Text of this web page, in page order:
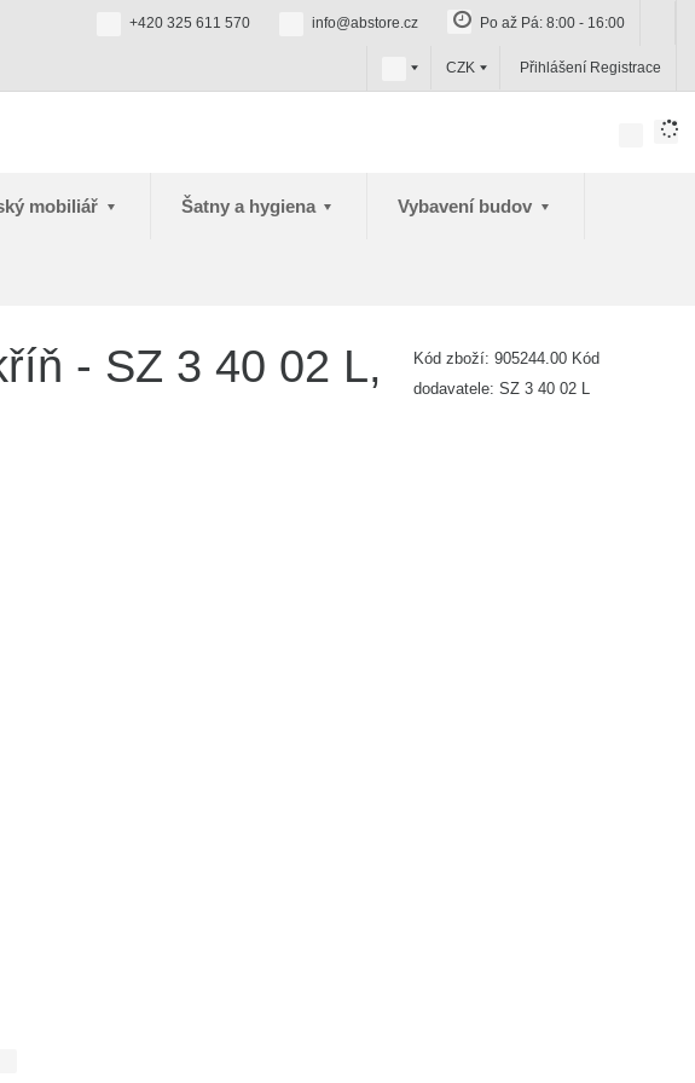
+420 325 611 570 info@abstore.cz Po až Pá: 8:00 - 16:00
c
z
CZK Přihlášení Registrace
mobiliář Šatny a hygiena Vybavení budov
- SZ 3 40 02 L,
Kód zboží: 905244.00 Kód
dodavatele: SZ 3 40 02 L